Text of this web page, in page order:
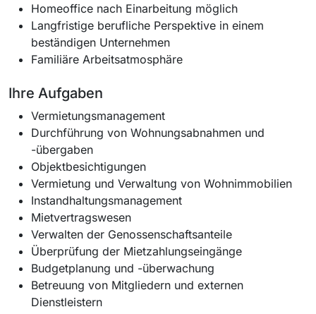
Homeoffice nach Einarbeitung möglich
Langfristige berufliche Perspektive in einem
beständigen Unternehmen
Familiäre Arbeitsatmosphäre
Ihre Aufgaben
Vermietungsmanagement
Durchführung von Wohnungsabnahmen und
-übergaben
Objektbesichtigungen
Vermietung und Verwaltung von Wohnimmobilien
Instandhaltungsmanagement
Mietvertragswesen
Verwalten der Genossenschaftsanteile
Überprüfung der Mietzahlungseingänge
Budgetplanung und -überwachung
Betreuung von Mitgliedern und externen
Dienstleistern